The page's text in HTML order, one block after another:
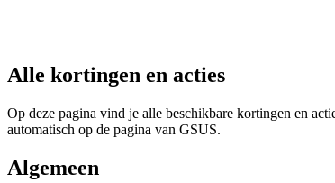
Alle kortingen en acties
Op deze pagina vind je alle beschikbare kortingen en
automatisch op de pagina van GSUS.
Algemeen